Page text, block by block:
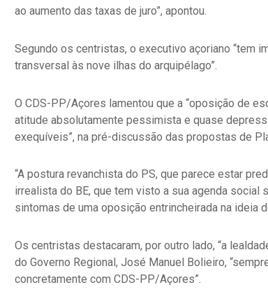
ao aumento das taxas de juro”, apontou.
Segundo os centristas, o executivo açoriano “tem
transversal às nove ilhas do arquipélago”.
O CDS-PP/Açores lamentou que a “oposição de
atitude absolutamente pessimista e quase
exequíveis”, na pré-discussão das propostas de
“A postura revanchista do PS, que parece estar
irrealista do BE, que tem visto a sua agenda
sintomas de uma oposição entrincheirada na ideia
Os centristas destacaram, por outro lado, “a
do Governo Regional, José Manuel Bolieiro,
concretamente com CDS-PP/Açores”.